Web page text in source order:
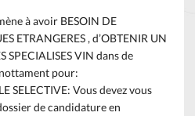
à avoir BESOIN DE
ETRANGERES , d’OBTENIR UN
SPECIALISES VIN dans de
pour:
SELECTIVE: Vous devez vous
de candidature en